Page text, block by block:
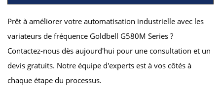
Prêt à améliorer votre automatisation industrielle avec les
variateurs de fréquence Goldbell G580M Series ?
Contactez-nous dès aujourd'hui pour une consultation et un
devis gratuits. Notre équipe d'experts est à vos côtés à
chaque étape du processus.